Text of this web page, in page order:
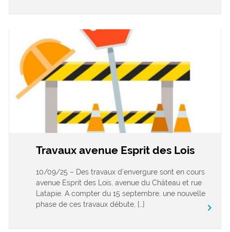
Travaux avenue Esprit des Lois
10/09/25 – Des travaux d’envergure sont en cours
avenue Esprit des Lois, avenue du Château et rue
Latapie. A compter du 15 septembre, une nouvelle
phase de ces travaux débute, […]
keyboard_arrow_right